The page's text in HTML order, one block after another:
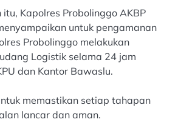
Kapolres Probolinggo AKBP
untuk pengamanan
Probolinggo melakukan
Logistik selama 24 jam
dan Kantor Bawaslu.
memastikan setiap tahapan
lancar dan aman.